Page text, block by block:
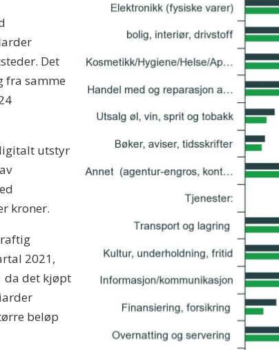
Det
fra samme
utstyr
kroner.
2021,
da det kjøpt
beløp